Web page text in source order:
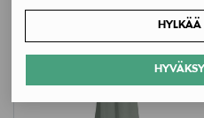
HYLKÄÄ
70 % viskoosi, 30 % polyamidi
Hoito-ohjeet
Noudata tuotteen hoito- ja
huolellisesti.